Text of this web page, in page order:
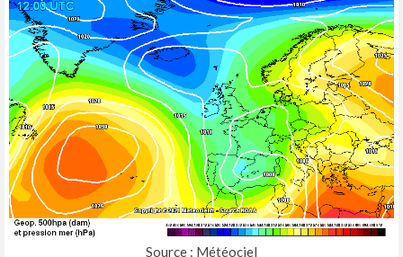
Source : Météociel